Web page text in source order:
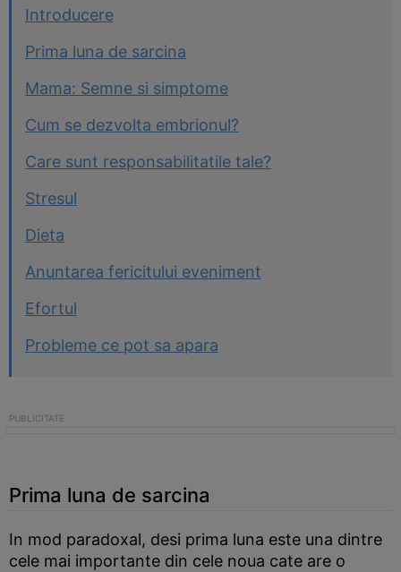
Introducere
Prima luna de sarcina
Mama: Semne si simptome
Cum se dezvolta embrionul?
Care sunt responsabilitatile tale?
Stresul
Dieta
Anuntarea fericitului eveniment
Efortul
Probleme ce pot sa apara
Prima luna de sarcina
In mod paradoxal, desi prima luna este una dintre
cele mai importante din cele noua cate are o